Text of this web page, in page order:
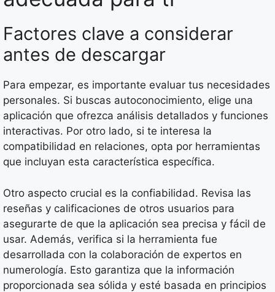
Factores clave a considerar
antes de descargar
Para empezar, es importante evaluar tus necesidades
personales. Si buscas autoconocimiento, elige una
aplicación que ofrezca análisis detallados y funciones
interactivas. Por otro lado, si te interesa la
compatibilidad en relaciones, opta por herramientas
que incluyan esta característica específica.
Otro aspecto crucial es la confiabilidad. Revisa las
reseñas y calificaciones de otros usuarios para
asegurarte de que la aplicación sea precisa y fácil de
usar. Además, verifica si la herramienta fue
desarrollada con la colaboración de expertos en
numerología. Esto garantiza que la información
proporcionada sea sólida y esté basada en principios